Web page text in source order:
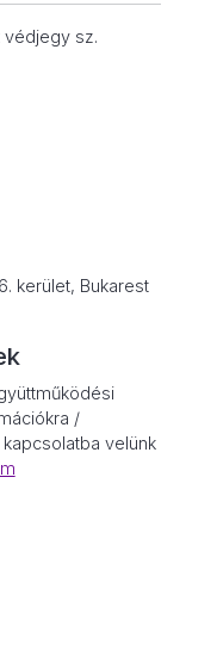
védjegy sz.
kerület, Bukarest
/
velünk